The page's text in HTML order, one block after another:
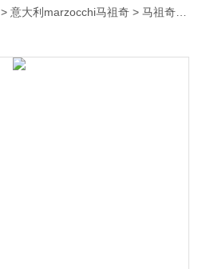
>意大利marzocchi马祖奇 >马祖奇GHP